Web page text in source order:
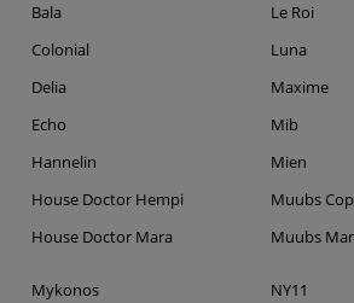
Bala
Colonial
Delia
Echo
Hannelin
House Doctor Hempi
House Doctor Mara
Le Roi
Luna
Maxime
Mib
Mien
Muubs
Muubs
Mykonos
NY11